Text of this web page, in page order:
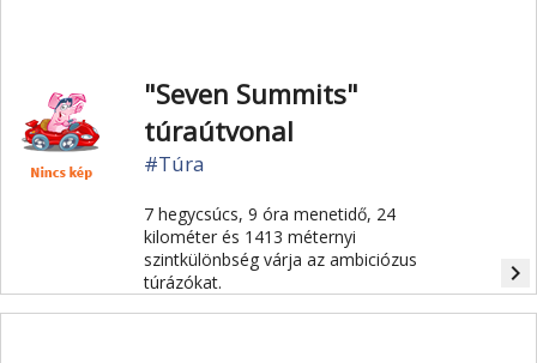
"Seven Summits"
túraútvonal
#Túra
7 hegycsúcs, 9 óra menetidő, 24
kilométer és 1413 méternyi
szintkülönbség várja az ambiciózus
túrázókat.
navigate_next